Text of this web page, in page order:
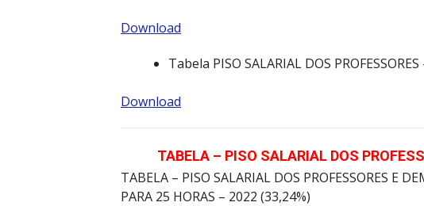
Download
Tabela PISO SALARIAL DOS
Download
TABELA – PISO SALARIAL DOS
TABELA – PISO SALARIAL DOS PROFESSORES E
PARA 25 HORAS – 2022 (33,24%)